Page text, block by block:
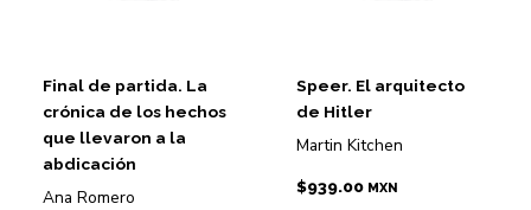
Final de partida. La
crónica de los hechos
que llevaron a la
abdicación
Ana Romero
Speer. El arquitecto
de Hitler
Martin Kitchen
$939.00 MXN